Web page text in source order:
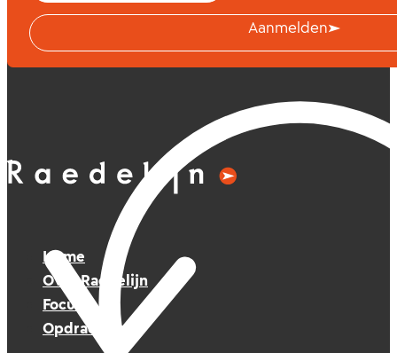
Aanmelden
Home
Over Raedelijn
Focus
Opdrachten